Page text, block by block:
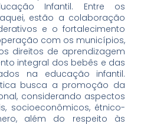
Infantil. Entre os
estão a colaboração
e o fortalecimento
com os municípios,
direitos de aprendizagem
integral dos bebês e das
na educação infantil.
busca a promoção da
considerando aspectos
socioeconômicos, étnico-
além do respeito às